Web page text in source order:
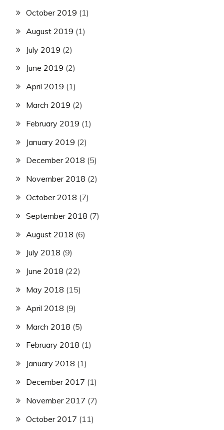
October 2019 (1)
August 2019 (1)
July 2019 (2)
June 2019 (2)
April 2019 (1)
March 2019 (2)
February 2019 (1)
January 2019 (2)
December 2018 (5)
November 2018 (2)
October 2018 (7)
September 2018 (7)
August 2018 (6)
July 2018 (9)
June 2018 (22)
May 2018 (15)
April 2018 (9)
March 2018 (5)
February 2018 (1)
January 2018 (1)
December 2017 (1)
November 2017 (7)
October 2017 (11)